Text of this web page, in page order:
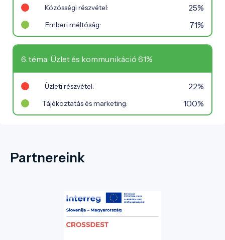
Közösségi részvétel: 25%
Emberi méltóság: 71%
6. téma: Üzlet és kommunikáció 61%
Üzleti részvétel: 22%
Tájékoztatás és marketing: 100%
Partnereink